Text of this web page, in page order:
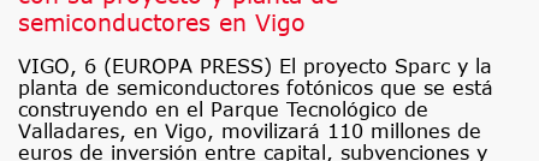
semiconductores en Vigo
VIGO, 6 (EUROPA PRESS) El proyecto Sparc y la
planta de semiconductores fotónicos que se está
construyendo en el Parque Tecnológico de
Valladares, en Vigo, movilizará 110 millones de
euros de inversión entre capital, subvenciones y